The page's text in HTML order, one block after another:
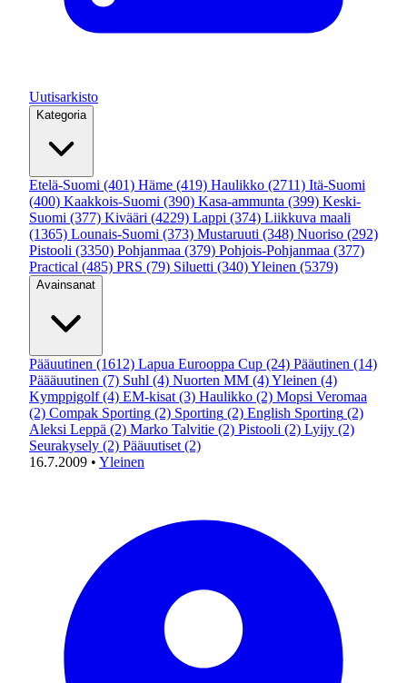
Uutisarkisto
Kategoria
Etelä-Suomi (401) Häme (419) Haulikko (2711) Itä-Suomi
(400) Kaakkois-Suomi (390) Kasa-ammunta (399) Keski-
Suomi (377) Kivääri (4229) Lappi (374) Liikkuva maali
(1365) Lounais-Suomi (373) Mustaruuti (348) Nuoriso (292)
Pistooli (3350) Pohjanmaa (379) Pohjois-Pohjanmaa (377)
Practical (485) PRS (79) Siluetti (340)Yleinen (5379)
Avainsanat
Pääuutinen (1612) Lapua Eurooppa Cup (24) Pääutinen (14)
Päääuutinen (7) Suhl (4) Nuorten MM (4)Yleinen (4)
Kymppigolf (4) EM-kisat (3) Haulikko (2) Mopsi Veromaa
(2) Compak Sporting (2) Sporting (2) English Sporting (2)
Aleksi Leppä (2) Marko Talvitie (2) Pistooli (2) Lyijy (2)
Seurakysely (2) Pääuutiset (2)
16.7.2009 • Yleinen